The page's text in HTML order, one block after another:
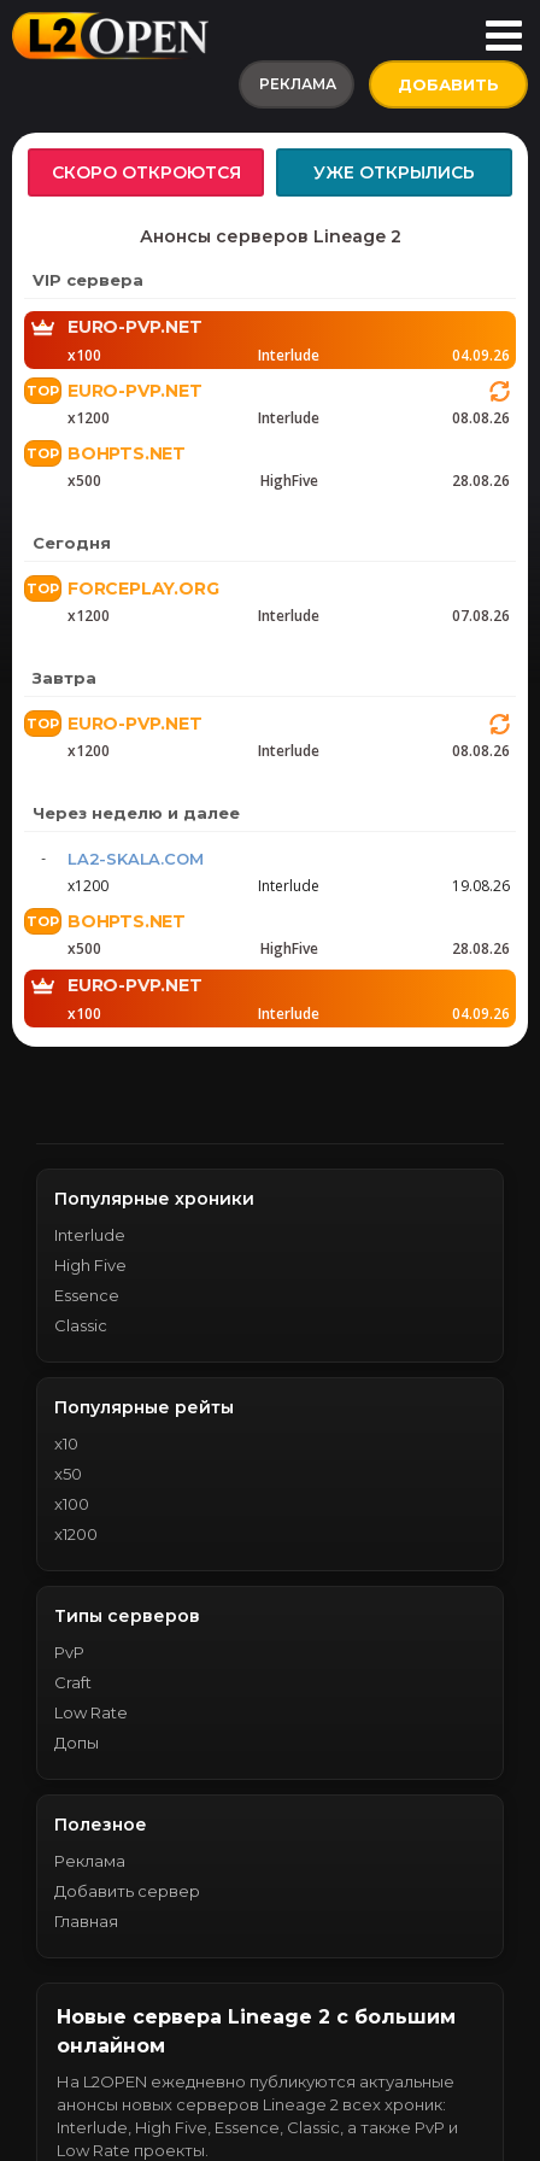
РЕКЛАМА ДОБАВИТЬ
СКОРО ОТКРОЮТСЯ УЖЕ ОТКРЫЛИСЬ
Анонсы серверов Lineage 2
VIP сервера
EURO-PVP.NET
x100 Interlude 04.09.26
EURO-PVP.NET
x1200 Interlude 08.08.26
BOHPTS.NET
x500 HighFive 28.08.26
Сегодня
FORCEPLAY.ORG
x1200 Interlude 07.08.26
Завтра
EURO-PVP.NET
x1200 Interlude 08.08.26
Через неделю и далее
LA2-SKALA.COM
x1200 Interlude 19.08.26
BOHPTS.NET
x500 HighFive 28.08.26
EURO-PVP.NET
x100 Interlude 04.09.26
Популярные хроники
Interlude
High Five
Essence
Classic
Популярные рейты
x10
x50
x100
x1200
Типы серверов
PvP
Craft
Low Rate
Допы
Полезное
Реклама
Добавить сервер
Главная
Новые сервера Lineage 2 с большим
онлайном
На L2OPEN ежедневно публикуются актуальные
анонсы новых серверов Lineage 2 всех хроник:
Interlude, High Five, Essence, Classic, а также PvP и
Low Rate проекты.